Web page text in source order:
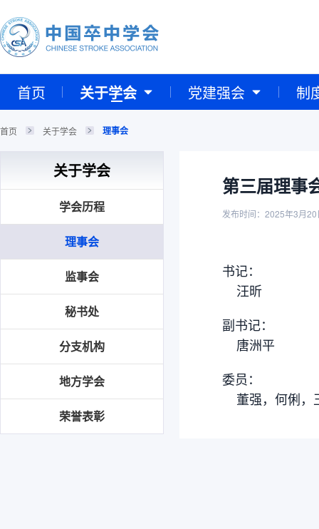
首页 关于学会 党建强会 制
首页 关于学会 理事会
关于学会
学会历程
理事会
监事会
秘书处
分支机构
地方学会
荣誉表彰
第三届理事
发布时间：2025年3月20
书记：
汪昕
副书记：
唐洲平
委员：
董强，何俐，